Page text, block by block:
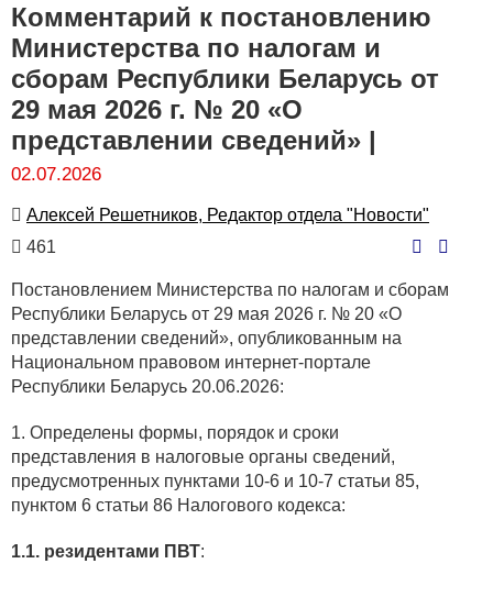
Комментарий к постановлению
Министерства по налогам и
сборам Республики Беларусь от
29 мая 2026 г. № 20 «О
представлении сведений» |
02.07.2026
Автор
Алексей Решетников, Редактор отдела "Новости"
Количество
461
Постановлением Министерства по налогам и сборам
Республики Беларусь от 29 мая 2026 г. № 20 «О
представлении сведений», опубликованным на
Национальном правовом интернет-портале
Республики Беларусь 20.06.2026:
1. Определены формы, порядок и сроки
представления в налоговые органы сведений,
предусмотренных пунктами 10-6 и 10-7 статьи 85,
пунктом 6 статьи 86 Налогового кодекса:
1.1. резидентами ПВТ: